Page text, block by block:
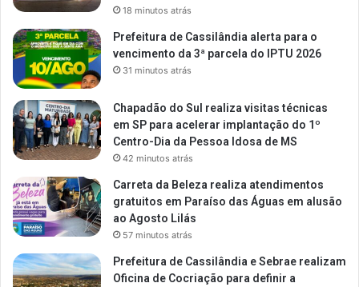
18 minutos atrás
Prefeitura de Cassilândia alerta para o
vencimento da 3ª parcela do IPTU 2026
31 minutos atrás
Chapadão do Sul realiza visitas técnicas
em SP para acelerar implantação do 1º
Centro-Dia da Pessoa Idosa de MS
42 minutos atrás
Carreta da Beleza realiza atendimentos
gratuitos em Paraíso das Águas em alusão
ao Agosto Lilás
57 minutos atrás
Prefeitura de Cassilândia e Sebrae realizam
Oficina de Cocriação para definir a